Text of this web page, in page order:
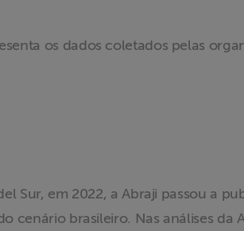
os dados coletados pelas
Sur, em 2022, a Abraji passou a
cenário brasileiro. Nas análises da